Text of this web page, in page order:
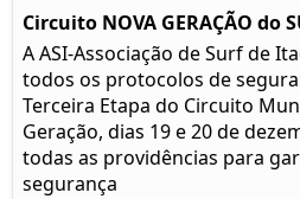
Circuito NOVA GERAÇÃO do
A ASI-Associação de Surf de
todos os protocolos de
Terceira Etapa do Circuito
Geração, dias 19 e 20 de
todas as providências para
segurança